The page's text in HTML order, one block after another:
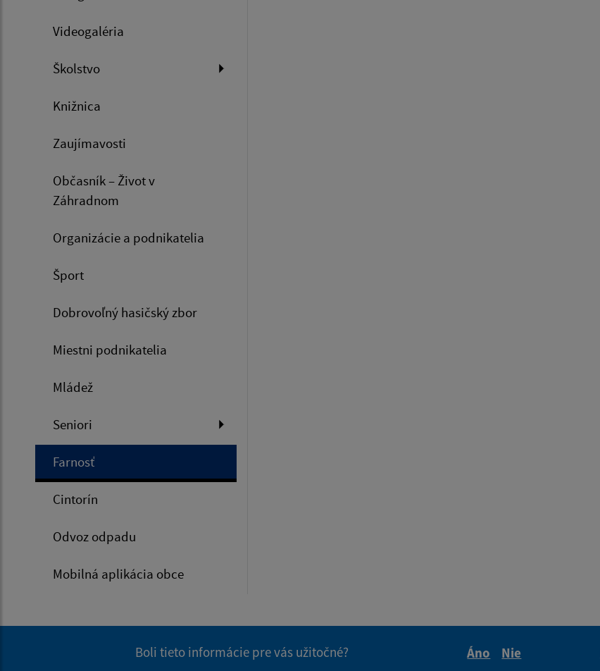
Videogaléria
Školstvo
Knižnica
Zaujímavosti
Občasník – Život v
Záhradnom
Organizácie a podnikatelia
Šport
Dobrovoľný hasičský zbor
Miestni podnikatelia
Mládež
Seniori
Farnosť
Cintorín
Odvoz odpadu
Mobilná aplikácia obce
Boli tieto informácie pre vás užitočné?
Áno
Nie